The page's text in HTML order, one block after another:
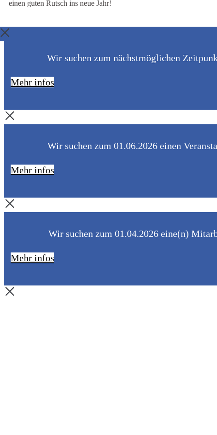
einen guten Rutsch ins neue Jahr!
Wir suchen zum nächstmöglichen
Mehr infos
Wir suchen zum 01.06.2026 einen
Mehr infos
Wir suchen zum 01.04.2026 eine(n)
Mehr infos